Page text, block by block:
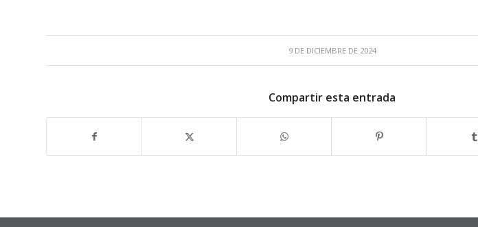
9 DE DICIEMBRE DE 2024
Compartir esta entrada